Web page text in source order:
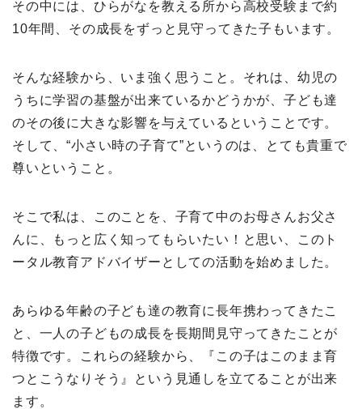
その中には、ひらがなを教える所から高校受験まで約
10年間、その成長をずっと見守ってきた子もいます。
そんな経験から、いま強く思うこと。それは、幼児の
うちに学習の基盤が出来ているかどうかが、子ども達
のその後に大きな影響を与えているということです。
そして、“小さい時の子育て”というのは、とても貴重で
尊いということ。
そこで私は、このことを、子育て中のお母さんお父さ
んに、もっと広く知ってもらいたい！と思い、このト
ータル教育アドバイザーとしての活動を始めました。
あらゆる年齢の子ども達の教育に長年携わってきたこ
と、一人の子どもの成長を長期間見守ってきたことが
特徴です。これらの経験から、『この子はこのまま育
つとこうなりそう』という見通しを立てることが出来
ます。